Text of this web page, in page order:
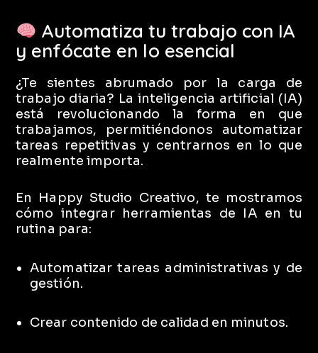
Automatiza tu trabajo con IA
y enfócate en lo esencial
¿Te sientes abrumado por la carga de
trabajo diaria? La inteligencia artificial (IA)
está revolucionando la forma en que
trabajamos, permitiéndonos automatizar
tareas repetitivas y centrarnos en lo que
realmente importa.
En Happy Studio Creativo, te mostramos
cómo integrar herramientas de IA en tu
rutina para:
Automatizar tareas administrativas y de
gestión.
Crear contenido de calidad en minutos.